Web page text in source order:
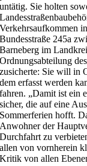
untätig. Sie holten
Verkehrsaufkommen
Bundesstraße 245a
Barneberg im
Ordnungsabteilung
zusicherte: Sie will in
dem erfasst werden
fahren. „Damit ist ein
sicher, die auf eine
Sommerferien hofft.
Anwohner der
Durchfahrt zu
allen von vornherein
Kritik von allen